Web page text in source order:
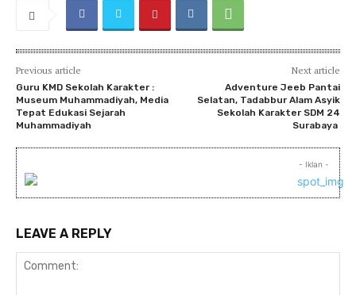
Previous article
Guru KMD Sekolah Karakter :
Museum Muhammadiyah, Media
Tepat Edukasi Sejarah
Muhammadiyah
Next article
Adventure Jeeb Pantai
Selatan, Tadabbur Alam Asyik
Sekolah Karakter SDM 24
Surabaya
- Iklan -
LEAVE A REPLY